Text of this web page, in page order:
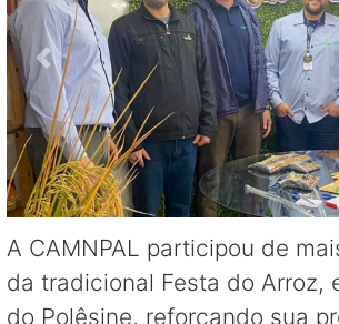
A CAMNPAL participou de
da tradicional Festa do Arroz,
do Polêsine, reforçando sua